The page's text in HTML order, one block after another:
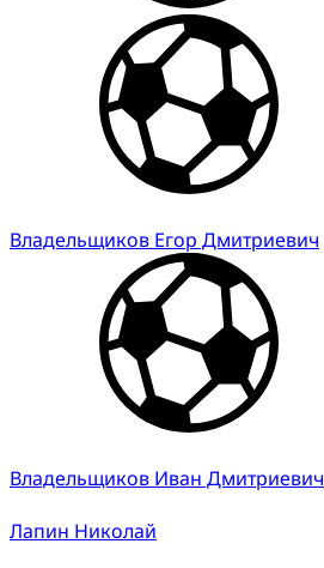
Владельщиков Егор Дмитриевич
Владельщиков Иван Дмитриевич
Лапин Николай